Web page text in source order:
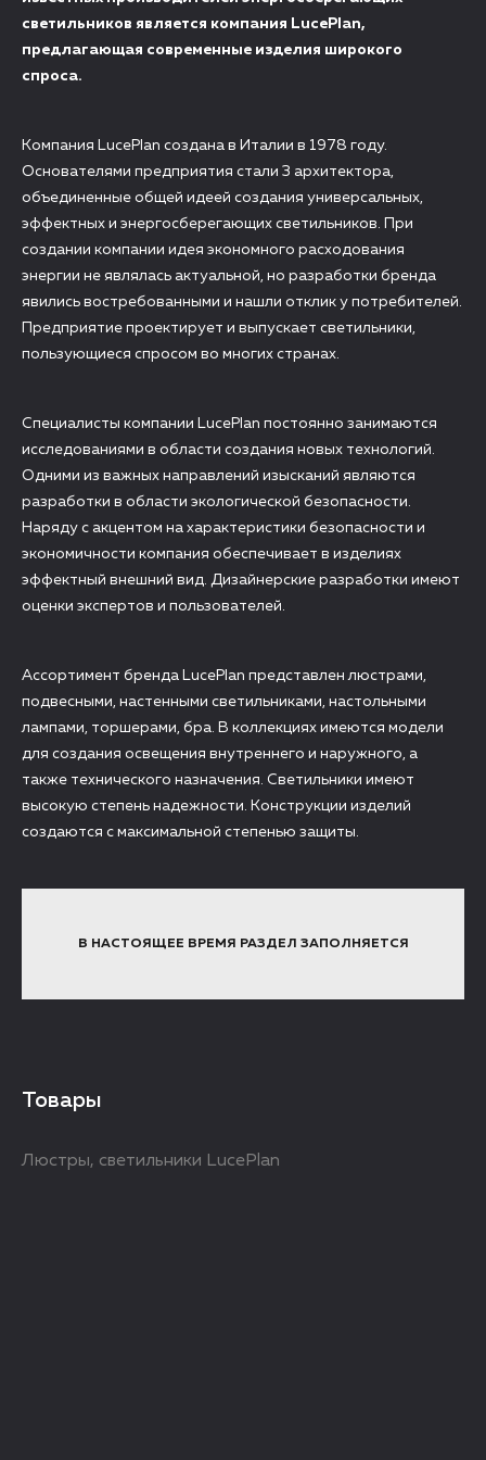
светильников является компания LucePlan,
предлагающая современные изделия широкого
спроса.
Компания LucePlan создана в Италии в 1978 году.
Основателями предприятия стали 3 архитектора,
объединенные общей идеей создания универсальных,
эффектных и энергосберегающих светильников. При
создании компании идея экономного расходования
энергии не являлась актуальной, но разработки бренда
явились востребованными и нашли отклик у потребителей.
Предприятие проектирует и выпускает светильники,
пользующиеся спросом во многих странах.
Специалисты компании LucePlan постоянно занимаются
исследованиями в области создания новых технологий.
Одними из важных направлений изысканий являются
разработки в области экологической безопасности.
Наряду с акцентом на характеристики безопасности и
экономичности компания обеспечивает в изделиях
эффектный внешний вид. Дизайнерские разработки имеют
оценки экспертов и пользователей.
Ассортимент бренда LucePlan представлен люстрами,
подвесными, настенными светильниками, настольными
лампами, торшерами, бра. В коллекциях имеются модели
для создания освещения внутреннего и наружного, а
также технического назначения. Светильники имеют
высокую степень надежности. Конструкции изделий
создаются с максимальной степенью защиты.
В НАСТОЯЩЕЕ ВРЕМЯ РАЗДЕЛ ЗАПОЛНЯЕТСЯ
Товары
Люстры, светильники LucePlan